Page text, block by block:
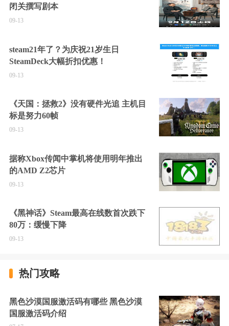
闭关撰写剧本
09-13
steam21年了？为庆祝21岁生日
SteamDeck大幅折扣优惠！
09-13
《天国：拯救2》没有硬件光追 主机目
标是努力60帧
09-13
据称Xbox传闻中掌机将使用明年推出
的AMD Z2芯片
09-13
《黑神话》Steam最高在线数首次跌下
80万：缓慢下降
09-13
热门攻略
黑色沙漠国服激活码有哪些 黑色沙漠
国服激活码介绍